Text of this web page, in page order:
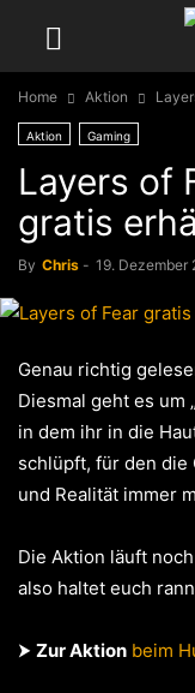
Home Aktion
Aktion Gaming
Layers of
gratis
By Chris - 19. Dezember
Genau richtig
Diesmal geht es um
in dem ihr in die
schlüpft, für den die
und Realität immer
Die Aktion läuft
also haltet euch
⮞ Zur Aktion beim